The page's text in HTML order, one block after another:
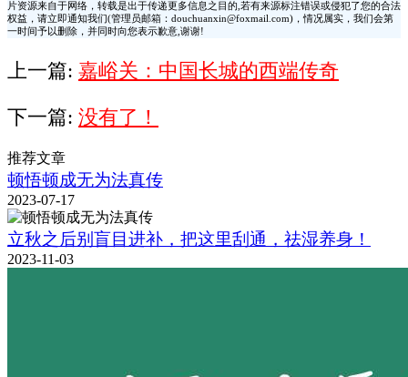
片资源来自于网络，转载是出于传递更多信息之目的,若有来源标注错误或侵犯了您的合法
权益，请立即通知我们(管理员邮箱：douchuanxin@foxmail.com)，情况属实，我们会第
一时间予以删除，并同时向您表示歉意,谢谢!
上一篇: 嘉峪关：中国长城的西端传奇
下一篇: 没有了！
推荐文章
顿悟顿成无为法真传
2023-07-17
立秋之后别盲目进补，把这里刮通，祛湿养身！
2023-11-03